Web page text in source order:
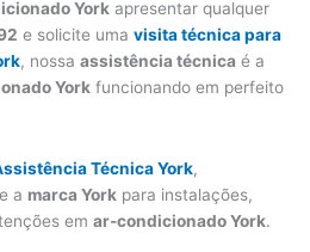
York apresentar qualquer
e solicite umavisita técnica para
, nossaassistência técnica é a
York funcionando em perfeito
Técnica York,
a marca York para instalações,
emar-condicionado York.